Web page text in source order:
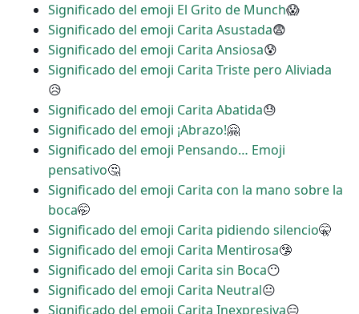
Significado del emoji El Grito de Munch😱
Significado del emoji Carita Asustada😨
Significado del emoji Carita Ansiosa😰
Significado del emoji Carita Triste pero Aliviada
😥
Significado del emoji Carita Abatida😓
Significado del emoji ¡Abrazo!🤗
Significado del emoji Pensando… Emoji
pensativo🤔
Significado del emoji Carita con la mano sobre la
boca🤭
Significado del emoji Carita pidiendo silencio🤫
Significado del emoji Carita Mentirosa🤥
Significado del emoji Carita sin Boca😶
Significado del emoji Carita Neutral😐
Significado del emoji Carita Inexpresiva😑